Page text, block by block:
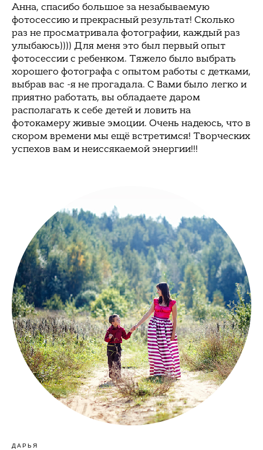
Анна, спасибо большое за незабываемую
фотосессию и прекрасный результат! Сколько
раз не просматривала фотографии, каждый раз
улыбаюсь)))) Для меня это был первый опыт
фотосессии с ребенком. Тяжело было выбрать
хорошего фотографа с опытом работы с детками,
выбрав вас -я не прогадала. С Вами было легко и
приятно работать, вы обладаете даром
располагать к себе детей и ловить на
фотокамеру живые эмоции. Очень надеюсь, что в
скором времени мы ещё встретимся! Творческих
успехов вам и неиссякаемой энергии!!!
ДАРЬЯ